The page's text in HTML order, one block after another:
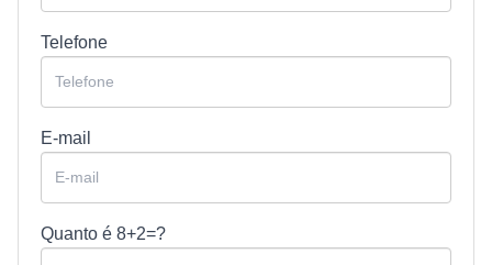
Telefone
E-mail
Quanto é 8+2=?